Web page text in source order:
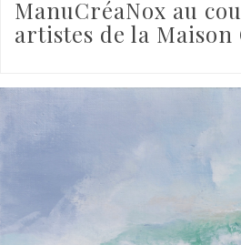
ManuCréaNox au
artistes de la